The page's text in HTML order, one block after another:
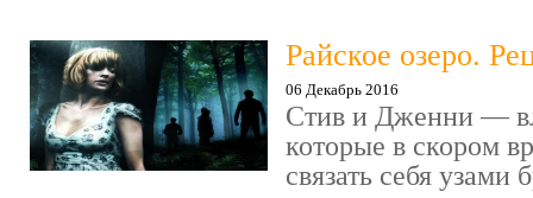
Райское озеро.
06 Декабрь 2016
Стив и Дженни —
которые в скором
связать себя узами